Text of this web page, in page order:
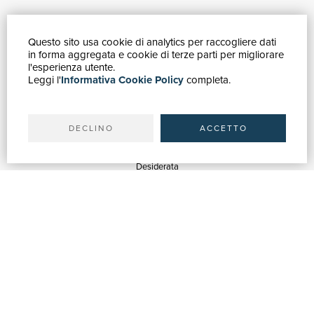
Questo sito usa cookie di analytics per raccogliere dati
in forma aggregata e cookie di terze parti per migliorare
l'esperienza utente.
Leggi l'Informativa Cookie Policycompleta.
DECLINO ACCETTO
GUIDA ACQUISTI
Catalogo
Ricerca avanzata
Spedizioni
Desiderata